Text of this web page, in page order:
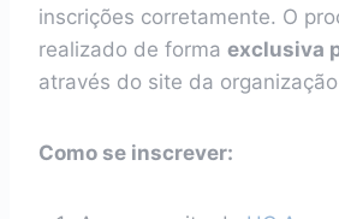
inscrições corretamente. O
realizado de forma exclusiva
através do site da
Como se inscrever: